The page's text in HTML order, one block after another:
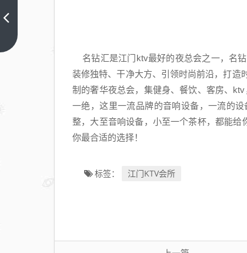
名钻汇是江门ktv最好的夜总会之一，名
装修独特、干净大方、引领时尚前沿，打造
制的奢华夜总会，集健身、餐饮、客房、
一绝，这里一流品牌的音响设备，一流的
整，大至音响设备，小至一个茶杯，都能
你最合适的选择！
标签： 江门KTV会所